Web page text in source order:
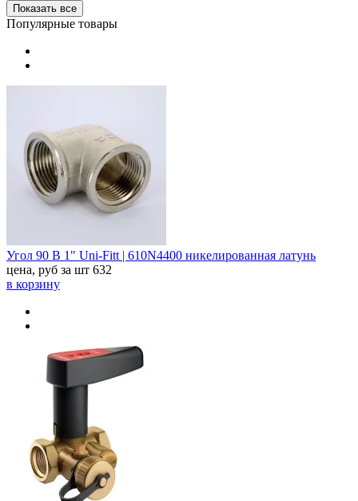
Показать все
Популярные товары
Угол 90 В 1" Uni-Fitt | 610N4400 никелированная латунь
цена, руб за шт 632
в корзину